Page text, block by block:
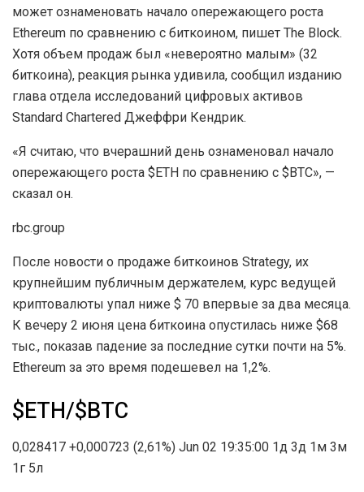
может ознаменовать начало опережающего роста
Ethereum по сравнению с биткоином, пишет The Block.
Хотя объем продаж был «невероятно малым» (32
биткоина), реакция рынка удивила, сообщил изданию
глава отдела исследований цифровых активов
Standard Chartered Джеффри Кендрик.
«Я считаю, что вчерашний день ознаменовал начало
опережающего роста $ETH по сравнению с $BTC», —
сказал он.
rbc.group
После новости о продаже биткоинов Strategy, их
крупнейшим публичным держателем, курс ведущей
криптовалюты упал ниже $ 70 впервые за два месяца.
К вечеру 2 июня цена биткоина опустилась ниже $68
тыс., показав падение за последние сутки почти на 5%.
Ethereum за это время подешевел на 1,2%.
$ETH/$BTC
0,028417 +0,000723 (2,61%) Jun 02 19:35:00 1д 3д 1м 3м
1г 5л